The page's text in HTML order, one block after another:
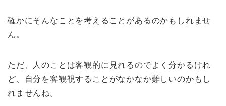
確かにそんなことを考えることがあるのかもしれませ
ん。
ただ、人のことは客観的に見れるのでよく分かるけれ
ど、自分を客観視することがなかなか難しいのかもし
れませんね。